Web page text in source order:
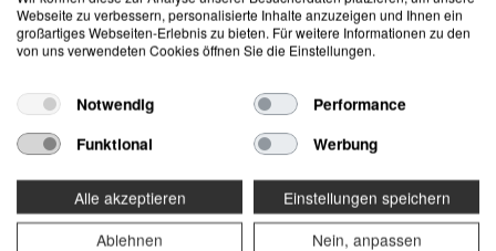
©2026 Meguiars |Impressum|Datenschutzerklärung
Webseite zu verbessern, personalisierte Inhalte anzuzeigen und Ihnen ein
großartiges Webseiten-Erlebnis zu bieten. Für weitere Informationen zu den
von uns verwendeten Cookies öffnen Sie die Einstellungen.
Notwendig
Performance
Funktional
Werbung
Alle akzeptieren
Einstellungen speichern
Ablehnen
Nein, anpassen